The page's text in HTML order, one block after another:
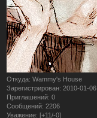
Откуда: Wammy's House
Зарегистрирован: 2010-01-06
Приглашений: 0
Сообщений: 2206
Уважение: [+11/-0]